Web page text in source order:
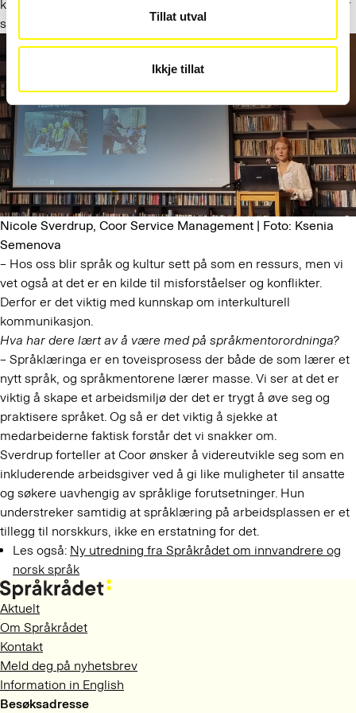
Tillat utval
Ikkje tillat
kantinetjenester. Nicole Sverdrup jobber i Coor, som også har
sendt mange av de ansatte på språkmentorkurs.
Nicole Sverdrup, Coor Service Management | Foto: Ksenia
Semenova
– Hos oss blir språk og kultur sett på som en ressurs, men vi
vet også at det er en kilde til misforståelser og konflikter.
Derfor er det viktig med kunnskap om interkulturell
kommunikasjon.
Hva har dere lært av å være med på språkmentorordninga?
– Språklæringa er en toveisprosess der både de som lærer et
nytt språk, og språkmentorene lærer masse. Vi ser at det er
viktig å skape et arbeidsmiljø der det er trygt å øve seg og
praktisere språket. Og så er det viktig å sjekke at
medarbeiderne faktisk forstår det vi snakker om.
Sverdrup forteller at Coor ønsker å videreutvikle seg som en
inkluderende arbeidsgiver ved å gi like muligheter til ansatte
og søkere uavhengig av språklige forutsetninger. Hun
understreker samtidig at språklæring på arbeidsplassen er et
tillegg til norskkurs, ikke en erstatning for det.
Les også: Ny utredning fra Språkrådet om innvandrere og
norsk språk
Aktuelt
Om Språkrådet
Kontakt
Meld deg på nyhetsbrev
Information in English
Besøksadresse